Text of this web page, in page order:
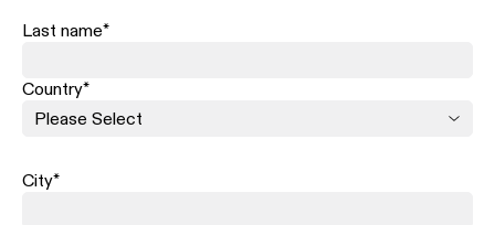
Last name*
Country*
City*